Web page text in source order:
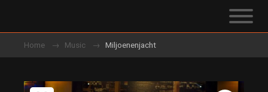
Home Music Miljoenenjacht